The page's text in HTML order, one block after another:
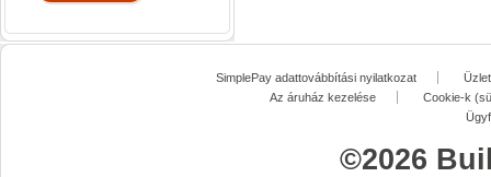
SimplePay adattovábbítási nyilatkozat
Az áruház kezelése
Cookie-k
©2026